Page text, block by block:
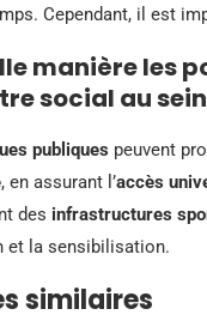
Cependant, il est
manière les
social au
publiques peuvent
, en assurant l’accès
des infrastructures
et la sensibilisation.
similaires